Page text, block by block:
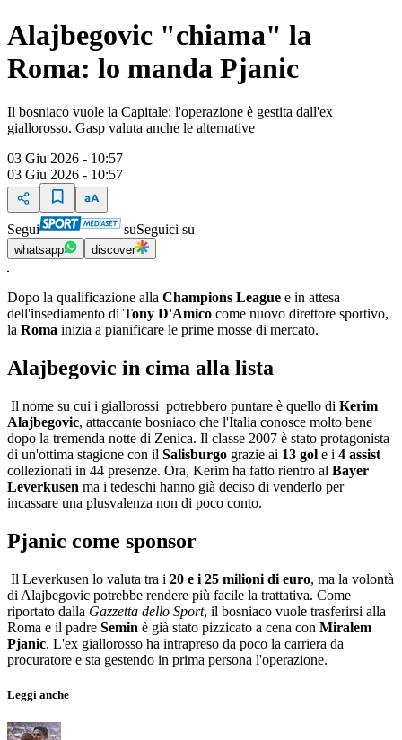
Alajbegovic "chiama" la
Roma: lo manda Pjanic
Il bosniaco vuole la Capitale: l'operazione è gestita dall'ex
giallorosso. Gasp valuta anche le alternative
03 Giu 2026 - 10:57
03 Giu 2026 - 10:57
Segui suSeguici su
whatsapp discover
Dopo la qualificazione alla Champions League e in attesa
dell'insediamento di Tony D'Amico come nuovo direttore sportivo,
la Roma inizia a pianificare le prime mosse di mercato.
Alajbegovic in cima alla lista
Il nome su cui i giallorossi potrebbero puntare è quello di Kerim
Alajbegovic, attaccante bosniaco che l'Italia conosce molto bene
dopo la tremenda notte di Zenica. Il classe 2007 è stato protagonista
di un'ottima stagione con il Salisburgo grazie ai 13 gol e i 4 assist
collezionati in 44 presenze. Ora, Kerim ha fatto rientro al Bayer
Leverkusen ma i tedeschi hanno già deciso di venderlo per
incassare una plusvalenza non di poco conto.
Pjanic come sponsor
Il Leverkusen lo valuta tra i 20 e i 25 milioni di euro, ma la volontà
di Alajbegovic potrebbe rendere più facile la trattativa. Come
riportato dalla Gazzetta dello Sport, il bosniaco vuole trasferirsi alla
Roma e il padre Semin è già stato pizzicato a cena con Miralem
Pjanic. L'ex giallorosso ha intrapreso da poco la carriera da
procuratore e sta gestendo in prima persona l'operazione.
Leggi anche